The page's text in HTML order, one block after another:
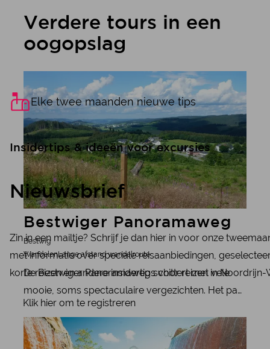
Verdere tours in een
oogopslag
Bestwiger Panoramaweg
Bestwig
WandelenLange afstand wandelroute
De Bestwiger Panoramaweg schittert met vele
mooie, soms spectaculaire vergezichten. Het pad
loopt grotendeels over de bergkammen van het
Sauerland, maar passeert ook de enige
natuurlijke waterval in Noordrijn-Westfalen.
meer informatie
Elke twee maanden nieuwe tips
Insidertips & ideeën voor excursies
Nieuwsbrief
Zin in een mailtje? Schrijf je dan hier in voor onze
met informatie over speciale reisaanbiedingen,
korte reizen en andere insidertips voor reizen in Noordrijn-
Klik hier om te registreren